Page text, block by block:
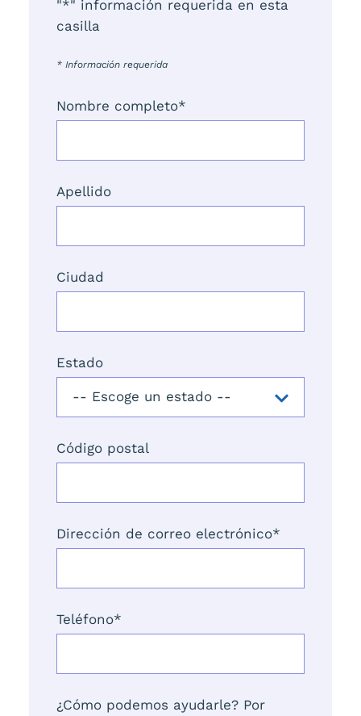
"*" información requerida en esta
casilla
* Información requerida
Nombre completo*
Apellido
Ciudad
Estado
Código postal
Dirección de correo electrónico*
Teléfono*
¿Cómo podemos ayudarle? Por